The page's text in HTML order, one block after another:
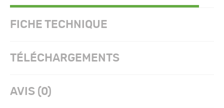
FICHE TECHNIQUE
TÉLÉCHARGEMENTS
AVIS (0)